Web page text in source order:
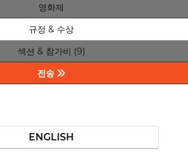
영화제
규정 & 수상
섹션 & 참가비 (9)
전송
ENGLISH